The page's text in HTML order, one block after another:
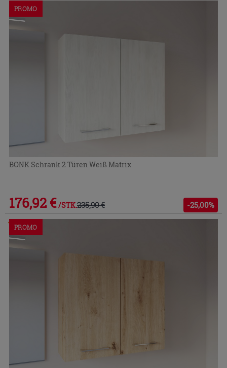
PROMO
BONK Schrank 2 Türen Weiß Matrix
176,92 € /STK.235,90 € -25,00%
Im Geschäft oder über den Kundenservice bestellbar
PROMO